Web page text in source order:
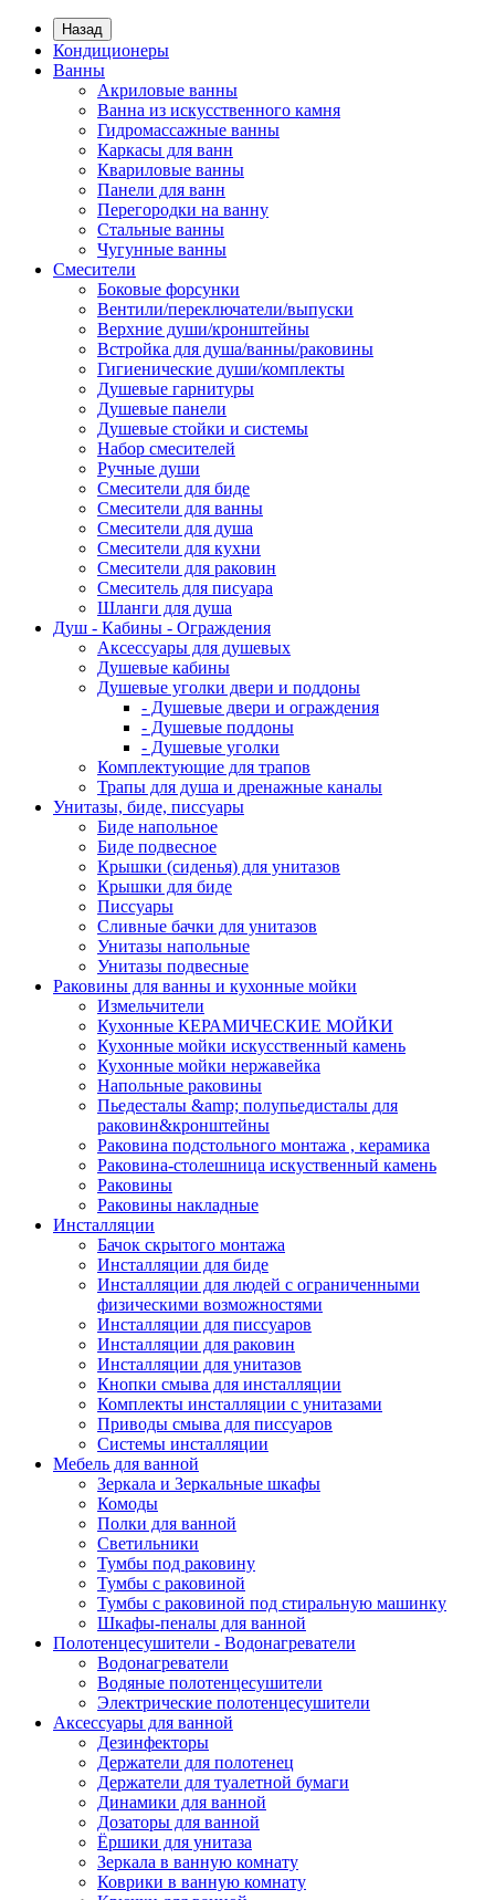
Назад
Кондиционеры
Ванны
Акриловые ванны
Ванна из искусственного камня
Гидромассажные ванны
Каркасы для ванн
Квариловые ванны
Панели для ванн
Перегородки на ванну
Стальные ванны
Чугунные ванны
Смесители
Боковые форсунки
Вентили/переключатели/выпуски
Верхние души/кронштейны
Встройка для душа/ванны/раковины
Гигиенические души/комплекты
Душевые гарнитуры
Душевые панели
Душевые стойки и системы
Набор смесителей
Ручные души
Смесители для биде
Смесители для ванны
Смесители для душа
Смесители для кухни
Смесители для раковин
Смеситель для писуара
Шланги для душа
Душ - Кабины - Ограждения
Аксессуары для душевых
Душевые кабины
Душевые уголки двери и поддоны
- Душевые двери и ограждения
- Душевые поддоны
- Душевые уголки
Комплектующие для трапов
Трапы для душа и дренажные каналы
Унитазы, биде, писсуары
Биде напольное
Биде подвесное
Крышки (сиденья) для унитазов
Крышки для биде
Писсуары
Сливные бачки для унитазов
Унитазы напольные
Унитазы подвесные
Раковины для ванны и кухонные мойки
Измельчители
Кухонные КЕРАМИЧЕСКИЕ МОЙКИ
Кухонные мойки искусственный камень
Кухонные мойки нержавейка
Напольные раковины
Пьедесталы &amp; полупьедисталы для
раковин&кронштейны
Раковина подстольного монтажа , керамика
Раковина-столешница искуственный камень
Раковины
Раковины накладные
Инсталляции
Бачок скрытого монтажа
Инсталляции для биде
Инсталляции для людей с ограниченными
физическими возможностями
Инсталляции для писсуаров
Инсталляции для раковин
Инсталляции для унитазов
Кнопки смыва для инсталляции
Комплекты инсталляции с унитазами
Приводы смыва для писсуаров
Системы инсталляции
Мебель для ванной
Зеркала и Зеркальные шкафы
Комоды
Полки для ванной
Светильники
Тумбы под раковину
Тумбы с раковиной
Тумбы с раковиной под стиральную машинку
Шкафы-пеналы для ванной
Полотенцесушители - Водонагреватели
Водонагреватели
Водяные полотенцесушители
Электрические полотенцесушители
Аксессуары для ванной
Дезинфекторы
Держатели для полотенец
Держатели для туалетной бумаги
Динамики для ванной
Дозаторы для ванной
Ёршики для унитаза
Зеркала в ванную комнату
Коврики в ванную комнату